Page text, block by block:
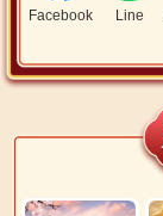
Facebook Line